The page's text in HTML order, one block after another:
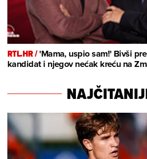
RTL.HR /'Mama, uspio sam!' Bivši
kandidat i njegov nećak kreću na